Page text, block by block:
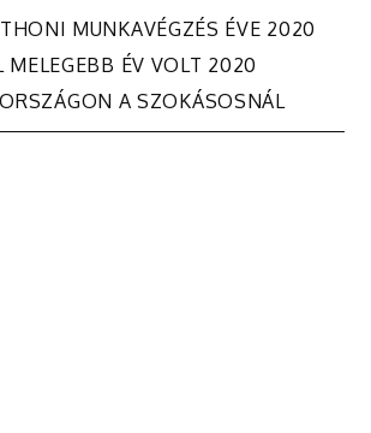
MUNKAVÉGZÉS ÉVE 2020
MELEGEBB ÉV VOLT 2020
A SZOKÁSOSNÁL